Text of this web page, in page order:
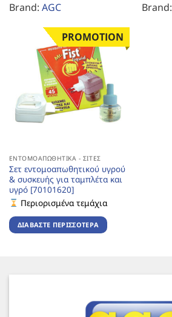
Brand: AGC Brand:
PROMOTION
ΕΝΤΟΜΟΑΠΩΘΗΤΙΚΆ - ΣΊΤΕΣ
Σετ εντομοαπωθητικού υγρού
& συσκευής για ταμπλέτα και
υγρό [70101620]
Περιορισμένα τεμάχια
ΔΙΑΒΆΣΤΕ ΠΕΡΙΣΣΌΤΕΡΑ